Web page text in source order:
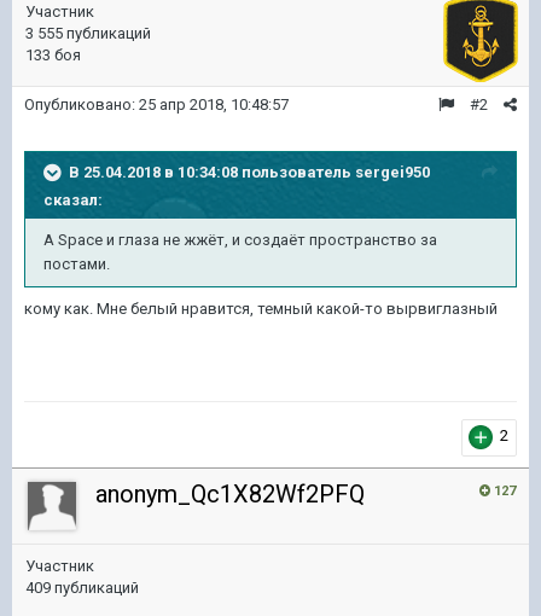
Участник
3 555 публикаций
133 боя
#2
Опубликовано: 25 апр 2018, 10:48:57
В 25.04.2018 в 10:34:08 пользователь sergei950
сказал:
А Space и глаза не жжёт, и создаёт пространство за
постами.
кому как. Мне белый нравится, темный какой-то вырвиглазный
2
127
anonym_Qc1X82Wf2PFQ
Участник
409 публикаций